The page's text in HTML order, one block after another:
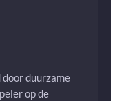
duurzame
op de